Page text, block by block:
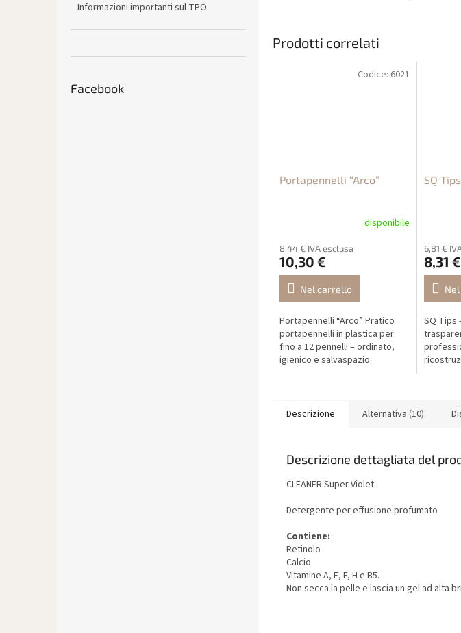
Informazioni importanti sul TPO
Facebook
Prodotti correlati
Portapennelli “Arco”
disponibile
8,44 € IVA esclusa
10,30 €
Nel carrello
Portapennelli “Arco” Pratico
portapennelli in plastica per
fino a 12 pennelli – ordinato,
igienico e salvaspazio.
Codice: 6021
SQ Tips
6,81 €
8,31 €
SQ Tips
Descrizione Alternativa (10)
Descrizione dettagliata del
CLEANER Super Violet
Detergente per effusione profumato
Contiene:
Retinolo
Calcio
Vitamine A, E, F, H e B5.
Non secca la pelle e lascia un gel ad alta